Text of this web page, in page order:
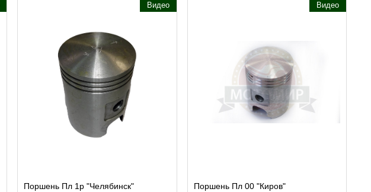
Видео
Поршень Пл 1р "Челябинск"
Видео
Поршень Пл 00 "Киров"